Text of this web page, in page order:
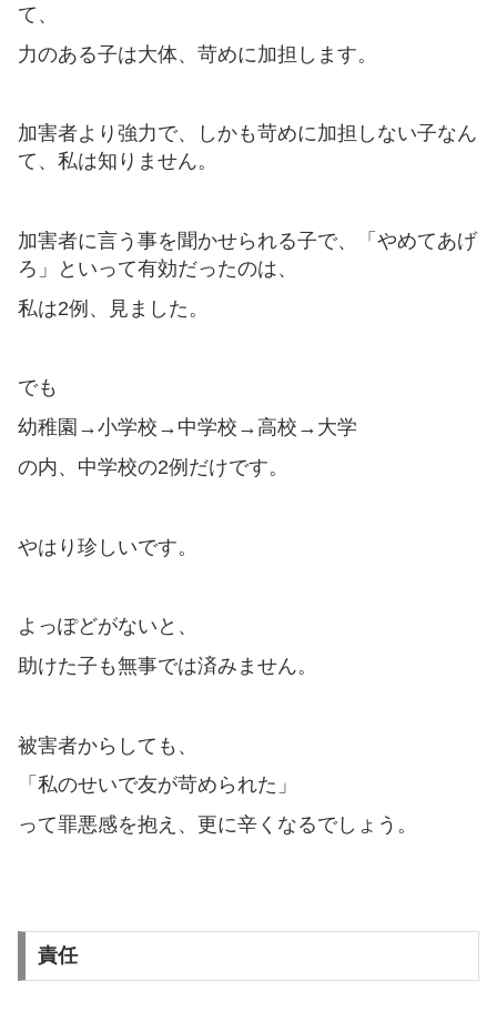
て、
力のある子は大体、苛めに加担します。
加害者より強力で、しかも苛めに加担しない子なん
て、私は知りません。
加害者に言う事を聞かせられる子で、「やめてあげ
ろ」といって有効だったのは、
私は2例、見ました。
でも
幼稚園→小学校→中学校→高校→大学
の内、中学校の2例だけです。
やはり珍しいです。
よっぽどがないと、
助けた子も無事では済みません。
被害者からしても、
「私のせいで友が苛められた」
って罪悪感を抱え、更に辛くなるでしょう。
責任